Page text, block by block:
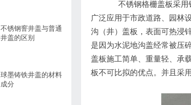
不锈钢格栅盖板采用
广泛应用于市政道路、园林
沟（井）盖板，表面可热浸
是因为水泥地沟盖经常被压
盖板施工简单、重量轻、承
板不可比拟的优点。并且采
不锈钢窨井盖与普通
井盖的区别
球墨铸铁井盖的材料
成分